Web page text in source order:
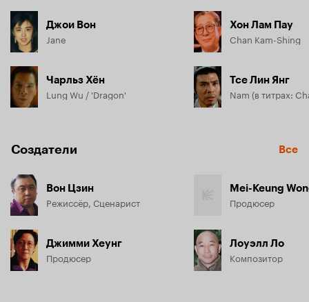
Джои Вон
Jane
Чарльз Хён
Lung Wu / 'Dragon'
Хон Лам Пау
Chan Kam-Shing
Тсе Лин Янг
Создатели Все
Вон Цзин
Режиссёр, Сценарист
Джимми Хеунг
Продюсер
Mei-Keung
Продюсер
Лоуэлл Ло
Композитор